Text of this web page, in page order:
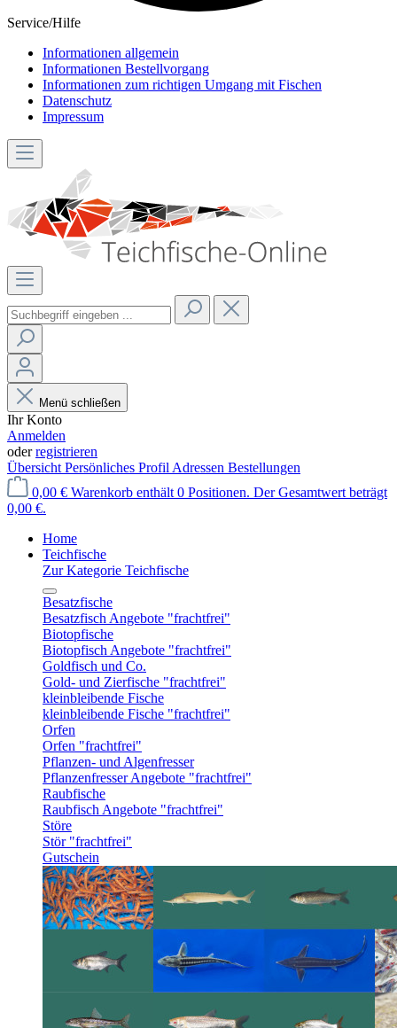
Service/Hilfe
Informationen allgemein
Informationen Bestellvorgang
Informationen zum richtigen Umgang mit Fischen
Datenschutz
Impressum
Menü schließen
Ihr Konto
Anmelden
oderregistrieren
Übersicht Persönliches Profil Adressen Bestellungen
0,00 € Warenkorb enthält 0 Positionen. Der Gesamtwert beträgt
0,00 €.
Home
Teichfische
Zur Kategorie Teichfische
Besatzfische
Besatzfisch Angebote "frachtfrei"
Biotopfische
Biotopfisch Angebote "frachtfrei"
Goldfisch und Co.
Gold- und Zierfische "frachtfrei"
kleinbleibende Fische
kleinbleibende Fische "frachtfrei"
Orfen
Orfen "frachtfrei"
Pflanzen- und Algenfresser
Pflanzenfresser Angebote "frachtfrei"
Raubfische
Raubfisch Angebote "frachtfrei"
Störe
Stör "frachtfrei"
Gutschein